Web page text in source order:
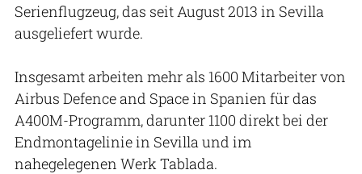
Serienflugzeug, das seit August 2013 in Sevilla
ausgeliefert wurde.
Insgesamt arbeiten mehr als 1600 Mitarbeiter von
Airbus Defence and Space in Spanien für das
A400M-Programm, darunter 1100 direkt bei der
Endmontagelinie in Sevilla und im
nahegelegenen Werk Tablada.